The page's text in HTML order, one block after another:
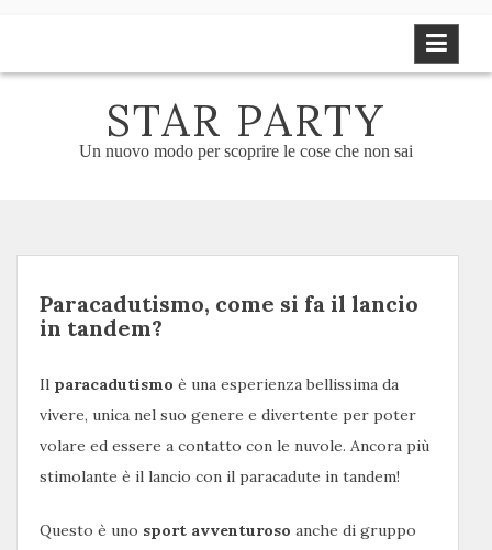
STAR PARTY
Un nuovo modo per scoprire le cose che non sai
Paracadutismo, come si fa il lancio
in tandem?
Il paracadutismo è una esperienza bellissima da
vivere, unica nel suo genere e divertente per poter
volare ed essere a contatto con le nuvole. Ancora più
stimolante è il lancio con il paracadute in tandem!
Questo è uno sport avventuroso anche di gruppo